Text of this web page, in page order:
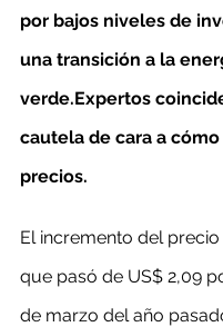
por bajos niveles de
una transición a la
verde.Expertos
cautela de cara a
precios.
El incremento del
que pasó de US$ 2,09
de marzo del año